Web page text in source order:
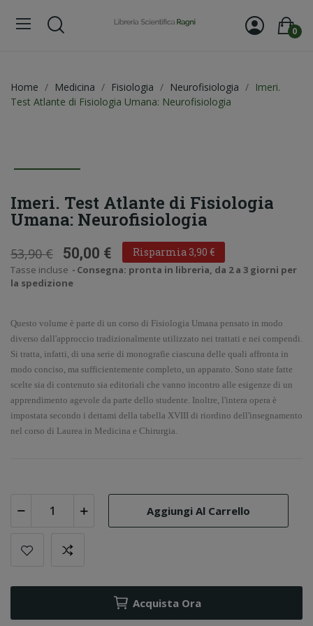
0
Home Medicina Fisiologia Neurofisiologia
Imeri.
Test Atlante di Fisiologia Umana: Neurofisiologia
Imeri. Test Atlante di Fisiologia
Umana: Neurofisiologia
53,90 € 50,00 € Risparmia 3,90 €
Tasse incluse
Consegna: pronta in libreria, da 2 a 3 giorni per
la spedizione
Questo volume è parte di un corso di Fisiologia Umana pensato in modo
diverso dall'approccio tradizionalmente utilizzato nei trattati e nei compendi.
Si tratta, infatti, di una serie di monografie ciascuna delle quali affronta in
modo conciso, ma sufficientemente completo, un apparato. Sono state fatte
scelte sia di contenuto sia editoriali che vanno incontro alle esigenze di un
apprendimento agevole da parte dello studente. Inoltre, l'intera opera è
impostata secondo i dettami della tabella XVIII di riordino dell'insegnamento
nel corso di Laurea in Medicina e Chirurgia.
Aggiungi Al Carrello
Acquista Ora